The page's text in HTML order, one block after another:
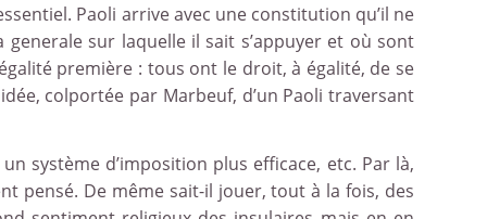
Paoli arrive avec une constitution qu’il ne
sur laquelle il sait s’appuyer et où sont
première : tous ont le droit, à égalité, de se
colportée par Marbeuf, d’un Paoli traversant
système d’imposition plus efficace, etc. Par là,
pensé. De même sait-il jouer, tout à la fois, des